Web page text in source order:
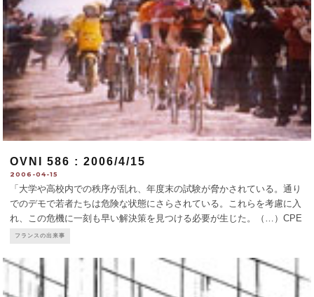
OVNI 586 : 2006/4/15
2006-04-15
「大学や高校内での秩序が乱れ、年度末の試験が脅かされている。通り
でのデモで若者たちは危険な状態にさらされている。これらを考慮に入
れ、この危機に一刻も早い解決策を見つける必要が生じた。（…）CPE
は、仕事を見つけることがきわめて困難な状態にある若者たちを対象と
フランスの出来事